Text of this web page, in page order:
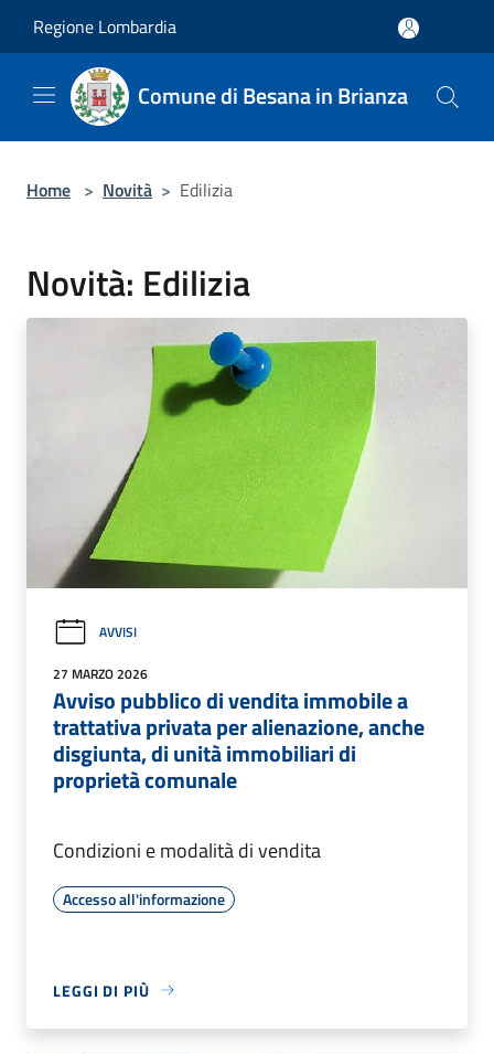
Regione Lombardia
Comune di Besana in Brianza
Home > Novità > Edilizia
Novità: Edilizia
AVVISI
27 MARZO 2026
Avviso pubblico di vendita immobile a
trattativa privata per alienazione, anche
disgiunta, di unità immobiliari di
proprietà comunale
Condizioni e modalità di vendita
Accesso all'informazione
LEGGI DI PIÙ